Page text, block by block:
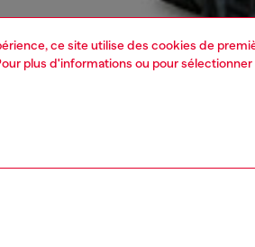
ce site utilise des cookies de
plus d'informations ou pour